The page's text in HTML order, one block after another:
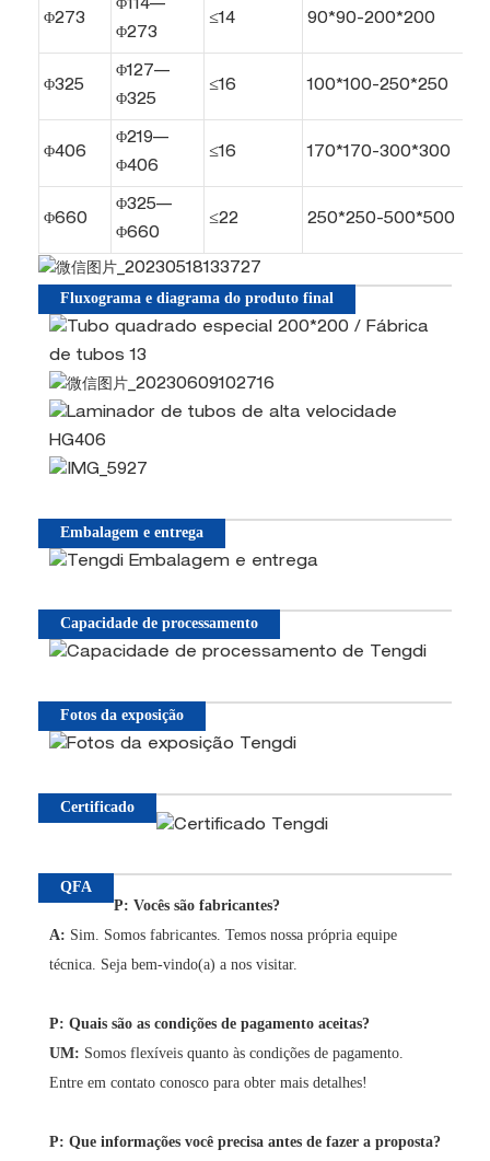
Φ273
Φ114—
Φ273
≤14 90*90-200*200
Φ325
Φ127—
Φ325
≤16 100*100-250*250
Φ406
Φ219—
Φ406
≤16 170*170-300*300
Φ660
Φ325—
Φ660
≤22 250*250-500*500
Fluxograma e diagrama do produto final
Embalagem e entrega
Capacidade de processamento
Fotos da exposição
Certificado
QFA
P: Vocês são fabricantes?
A: Sim. Somos fabricantes. Temos nossa própria equipe
técnica. Seja bem-vindo(a) a nos visitar.
P: Quais são as condições de pagamento aceitas?
UM: Somos flexíveis quanto às condições de pagamento.
Entre em contato conosco para obter mais detalhes!
P: Que informações você precisa antes de fazer a proposta?